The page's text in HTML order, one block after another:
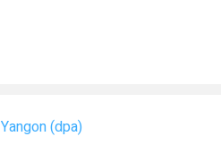
Yangon (dpa)